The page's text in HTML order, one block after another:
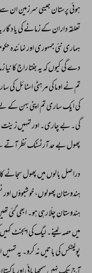
ہوئی پرستان جیسی سرزمین ان
تعلقہ داران کے زمانے کی یاد گار
ہماری نئی جمہوری اور نمائندہ
دے گی کیوں کہ یہ جنتا راج کا نیا
تم نے اوما کی مرہٹی اسٹائل کی
کی ایک ساری تم اپنی بہن کے
گی۔ بے چاری۔ اور تمہیں زینت
پھول بے حد آرٹسٹک نظر آتے
دراصل بالوں میں پھول سجانے کا
ہندوستان پھولوں، خوشبوؤں اور
ہندوستان چلّا رہی ہو۔ ابھی گئی
میں حصہ لینے۔ لیگ کی ایجنٹ کہیں
پولیٹکس کی باتیں نہ کرو۔ یہ تمہیں